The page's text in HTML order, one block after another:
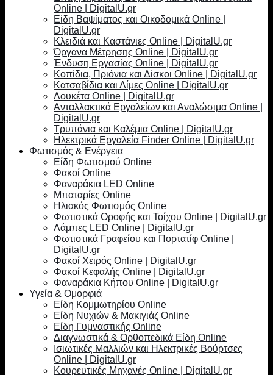
Online | DigitalU.gr
Είδη Βαψίματος και Οικοδομικά Online |
DigitalU.gr
Κλειδιά και Καστάνιες Online | DigitalU.gr
Όργανα Μέτρησης Online | DigitalU.gr
Ένδυση Εργασίας Online | DigitalU.gr
Κοπίδια, Πριόνια και Δίσκοι Online | DigitalU.gr
Κατσαβίδια και Λίμες Online | DigitalU.gr
Λουκέτα Online | DigitalU.gr
Ανταλλακτικά Εργαλείων και Αναλώσιμα Online |
DigitalU.gr
Τρυπάνια και Καλέμια Online | DigitalU.gr
Ηλεκτρικά Εργαλεία Finder Online | DigitalU.gr
Φωτισμός & Ενέργεια
Είδη Φωτισμού Online
Φακοί Online
Φαναράκια LED Online
Μπαταρίες Online
Ηλιακός Φωτισμός Online
Φωτιστικά Οροφής και Τοίχου Online | DigitalU.gr
Λάμπες LED Online | DigitalU.gr
Φωτιστικά Γραφείου και Πορτατίφ Online |
DigitalU.gr
Φακοί Χειρός Online | DigitalU.gr
Φακοί Κεφαλής Online | DigitalU.gr
Φαναράκια Κήπου Online | DigitalU.gr
Υγεία & Ομορφιά
Είδη Κομμωτηρίου Online
Είδη Νυχιών & Μακιγιάζ Online
Είδη Γυμναστικής Online
Διαγνωστικά & Ορθοπεδικά Είδη Online
Ισιωτικές Μαλλιών και Ηλεκτρικές Βούρτσες
Online | DigitalU.gr
Κουρευτικές Μηχανές Online | DigitalU.gr